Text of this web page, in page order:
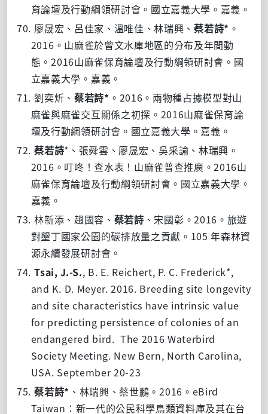
育論壇及行動綱領研討會。國立嘉義大學。嘉義。
70. 廖晟宏、呂佳家、溫唯佳、林瑞興、蔡若詩* 。
2016 。山麻雀於曾文水庫地區的分布及年間動
態。2016山麻雀保育論壇及行動綱領研討會。國
立嘉義大學。嘉義。
71. 劉奕炘、蔡若詩* 。 2016 。兩物種占據模型對山
麻雀與麻雀交互關係之初探。 2016山麻雀保育論
壇及行動綱領研討會。國立嘉義大學。嘉義。
72. 蔡若詩* 、張舜雲、廖晟宏、吳采諭、林瑞興。
2016 。叮咚！查水表！山麻雀普查推廣。2016山
麻雀保育論壇及行動綱領研討會。國立嘉義大學。
嘉義。
73. 林新添、趙國容、 蔡若詩 、宋國彰。2016 。旅遊
對墾丁國家公園的碳排放量之貢獻。 105年森林資
源永續發展研討會。
74. Tsai, J.-S., B. E. Reichert, P. C. Frederick*,
and K. D. Meyer. 2016. Breeding site longevity
and site characteristics have intrinsic value
for predicting persistence of colonies of an
endangered bird. The 2016 Waterbird
Society Meeting. New Bern, North Carolina,
USA. September 20-23
75. 蔡若詩* 、林瑞興、蔡世鵬。2016 。 eBird
Taiwan ：新一代的公民科學鳥類資料庫及其在台